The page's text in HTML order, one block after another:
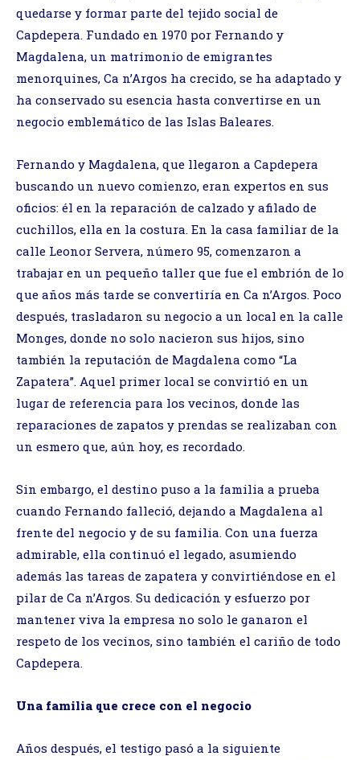
quedarse y formar parte del tejido social de
Capdepera. Fundado en 1970 por Fernando y
Magdalena, un matrimonio de emigrantes
menorquines, Ca n’Argos ha crecido, se ha adaptado y
ha conservado su esencia hasta convertirse en un
negocio emblemático de las Islas Baleares.
Fernando y Magdalena, que llegaron a Capdepera
buscando un nuevo comienzo, eran expertos en sus
oficios: él en la reparación de calzado y afilado de
cuchillos, ella en la costura. En la casa familiar de la
calle Leonor Servera, número 95, comenzaron a
trabajar en un pequeño taller que fue el embrión de lo
que años más tarde se convertiría en Ca n’Argos. Poco
después, trasladaron su negocio a un local en la calle
Monges, donde no solo nacieron sus hijos, sino
también la reputación de Magdalena como “La
Zapatera”. Aquel primer local se convirtió en un
lugar de referencia para los vecinos, donde las
reparaciones de zapatos y prendas se realizaban con
un esmero que, aún hoy, es recordado.
Sin embargo, el destino puso a la familia a prueba
cuando Fernando falleció, dejando a Magdalena al
frente del negocio y de su familia. Con una fuerza
admirable, ella continuó el legado, asumiendo
además las tareas de zapatera y convirtiéndose en el
pilar de Ca n’Argos. Su dedicación y esfuerzo por
mantener viva la empresa no solo le ganaron el
respeto de los vecinos, sino también el cariño de todo
Capdepera.
Una familia que crece con el negocio
Años después, el testigo pasó a la siguiente